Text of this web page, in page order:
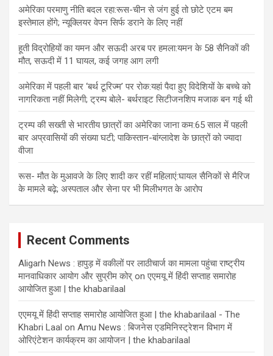
अमेरिका परमाणु नीति बदल रहा:रूस-चीन से जंग हुई तो छोटे एटम बम
इस्तेमाल होंगे; न्यूक्लियर वेपन सिर्फ डराने के लिए नहीं
हूती विद्रोहियों का यमन और सऊदी अरब पर हमला:यमन के 58 सैनिकों की
मौत, सऊदी में 11 घायल, कई जगह आग लगी
अमेरिका में पहली बार ‘बर्थ टूरिज्म’ पर रोक:यहां पैदा हुए विदेशियों के बच्चे को
नागरिकता नहीं मिलेगी; ट्रम्प बोले- बर्थराइट सिटीजनशिप मजाक बन गई थी
ट्रम्प की सख्ती से भारतीय छात्रों का अमेरिका जाना कम:65 साल में पहली
बार अप्रवासियों की संख्या घटी; पाकिस्तान-बांग्लादेश के छात्रों को ज्यादा
वीजा
रूस- मौत के मुआवजे के लिए शादी कर रहीं महिलाएं:घायल सैनिकों से मैरिज
के मामले बढ़े; अस्पताल और सेना पर भी मिलीभगत के आरोप
Recent Comments
Aligarh News : हापुड़ में वकीलों पर लाठीचार्ज का मामला पहुंचा राष्ट्रीय
मानवाधिकार आयोग और सुप्रीम कोर् onएएमयू में हिंदी सप्ताह समारोह
आयोजित हुआ | the khabarilaal
एएमयू में हिंदी सप्ताह समारोह आयोजित हुआ | the khabarilaal - The
Khabri Laal on Amu News : बिजनेस एडमिनिस्ट्रेशन विभाग में
ओरिएंटेशन कार्यक्रम का आयोजन | the khabarilaal